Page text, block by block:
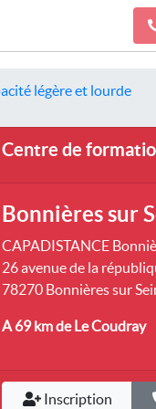
légère et lourde
Centre de
Bonnières sur
CAPADISTANCE
26 avenue de la
78270 Bonnières sur
A 69 kmde Le Coudray
Inscription